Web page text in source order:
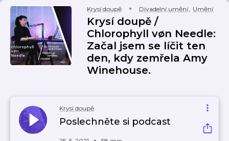
Krysí doupě Divadelní umění, Umění
Krysí doupě /
Chlorophyll vøn Needle:
Začal jsem se líčit ten
den, kdy zemřela Amy
Winehouse.
Krysí doupě
Poslechněte si podcast